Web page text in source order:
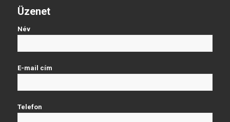
Üzenet
Név
E-mail cím
Telefon